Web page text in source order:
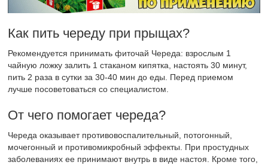
Как пить череду при прыщах?
Рекомендуется принимать фиточай Череда: взрослым 1
чайную ложку залить 1 стаканом кипятка, настоять 30 минут,
пить 2 раза в сутки за 30-40 мин до еды. Перед приемом
лучше посоветоваться со специалистом.
От чего помогает череда?
Череда оказывает противовоспалительный, потогонный,
мочегонный и противомикробный эффекты. При простудных
заболеваниях ее принимают внутрь в виде настоя. Кроме того,